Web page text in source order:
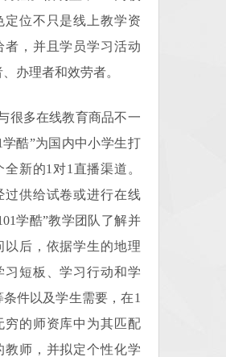
定位不只是线上教学资
者，并且学员学习活动
办理者和效劳者。
多在线教育商品不一
学酷”为国内中小学生打
全新的1对1直播渠道。
过供给试卷或进行在线
学酷”教学团队了解并
以后，依据学生的地理
习短板、学习行动和学
条件以及学生需要，在1
穷的师资库中为其匹配
教师，并拟定个性化学